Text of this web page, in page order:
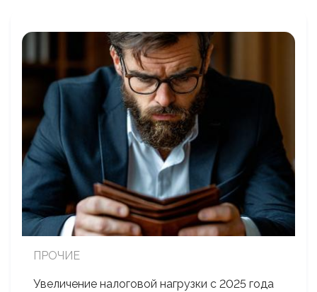
ПРОЧИЕ
Увеличение налоговой нагрузки с 2025 года